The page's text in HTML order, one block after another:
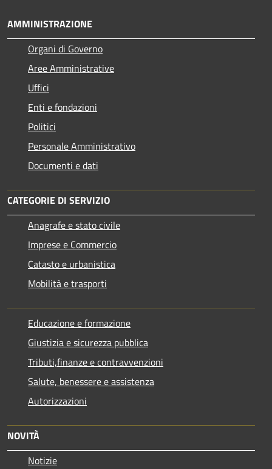
AMMINISTRAZIONE
Organi di Governo
Aree Amministrative
Uffici
Enti e fondazioni
Politici
Personale Amministrativo
Documenti e dati
CATEGORIE DI SERVIZIO
Anagrafe e stato civile
Imprese e Commercio
Catasto e urbanistica
Mobilità e trasporti
Educazione e formazione
Giustizia e sicurezza pubblica
Tributi,finanze e contravvenzioni
Salute, benessere e assistenza
Autorizzazioni
NOVITÀ
Notizie